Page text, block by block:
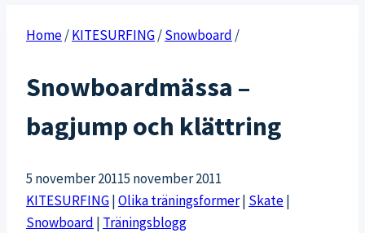
Home/KITESURFING/Snowboard /
Snowboardmässa –
bagjump och klättring
5 november 20115 november 2011
KITESURFING|Olika träningsformer| Skate|
Snowboard | Träningsblogg